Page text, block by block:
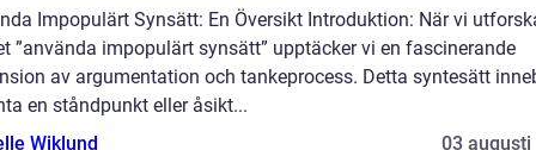
Impopulärt Synsätt: En Översikt Introduktion: När vi
”använda impopulärt synsätt” upptäcker vi en fascinerande
av argumentation och tankeprocess. Detta syntesätt
en ståndpunkt eller åsikt...
Wiklund
03 augusti